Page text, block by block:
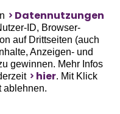
Datennutzungen
ID, Browser-
auf Drittseiten (auch
Anzeigen- und
gewinnen. Mehr Infos
hier. Mit Klick
ablehnen.